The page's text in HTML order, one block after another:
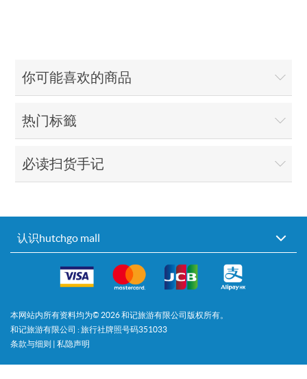
你可能喜欢的商品
热门标籤
必读扫货手记
认识hutchgo mall
本网站内所有资料均为© 2026和记旅游有限公司版权所有。
和记旅游有限公司 : 旅行社牌照号码351033
条款与细则 | 私隐声明